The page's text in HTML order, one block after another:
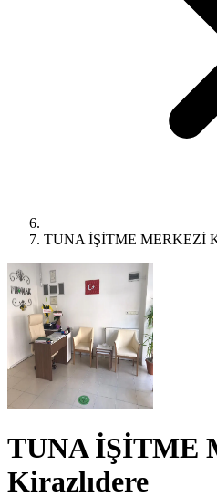
TUNA İŞİTME MERKEZİ
TUNA İŞİTME
Kirazlıdere